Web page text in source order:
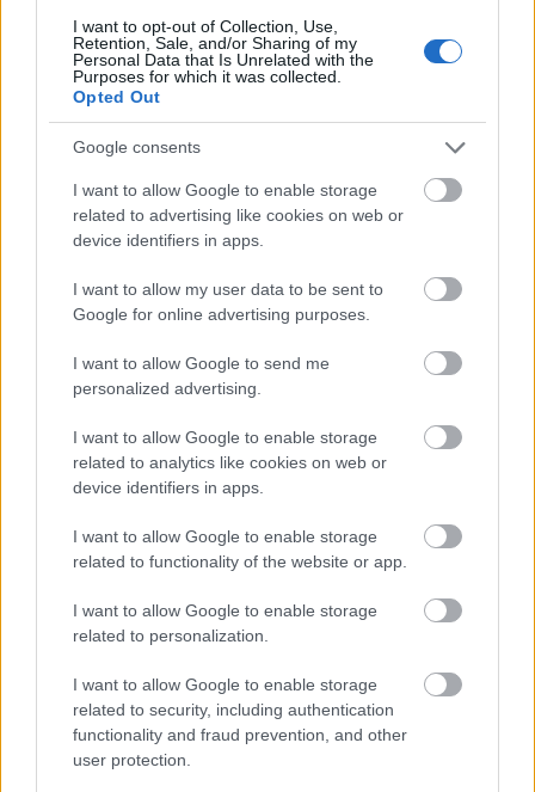
I want to opt-out of Collection, Use,
Retention, Sale, and/or Sharing of my
Personal Data that Is Unrelated with the
Purposes for which it was collected.
Opted Out
Google consents
I want to allow Google to enable storage
related to advertising like cookies on web or
device identifiers in apps.
I want to allow my user data to be sent to
Google for online advertising purposes.
I want to allow Google to send me
personalized advertising.
I want to allow Google to enable storage
related to analytics like cookies on web or
device identifiers in apps.
I want to allow Google to enable storage
related to functionality of the website or app.
I want to allow Google to enable storage
related to personalization.
I want to allow Google to enable storage
related to security, including authentication
functionality and fraud prevention, and other
user protection.
Forrás:hvg.hu
ELSTARTOLT A MŰVÉSZETEK VÖLGYE
AZ EMBERSÉG ÜNNEPE